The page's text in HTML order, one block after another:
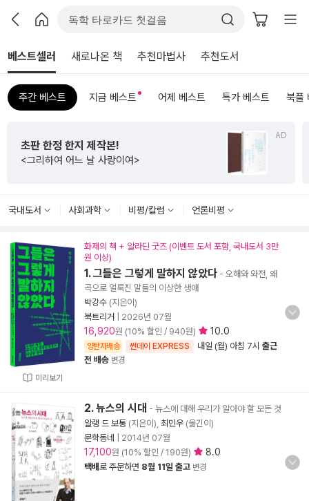
베스트셀러 새로나온 책 추천마법사 추천도서
주간 베스트 지금 베스트 어제 베스트 특가 베스트 북플
AD
초판 한정 한지 제작본!
<그리하여 어느 날 사랑이여>
국내도서 사회과학 비평/칼럼 언론비평
미리보기
화제의 책 + 알라딘 굿즈 (이벤트 도서 포함, 국내도서 3만
원 이상)
1. 그들은 그렇게 말하지 않았다 - 오해와 와전, 왜
곡으로 얼룩진 말들의 이상한 생애
박강수 (지은이)
북트리거
2026년 07월
16,920원 (10% 할인 / 940원) 10.0
양탄자배송 썬데이 EXPRESS 내일 (월) 아침 7시 출근
전 배송 변경
2. 뉴스의 시대 - 뉴스에 대해 우리가 알아야 할 모든 것
알랭 드 보통 (지은이), 최민우 (옮긴이)
문학동네
2014년 07월
17,100원 (10% 할인 / 190원) 8.0
택배로 주문하면 8월 11일 출고 변경